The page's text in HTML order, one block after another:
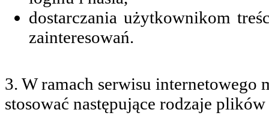
dostarczania użytkownikom
zainteresowań.
3. W ramach serwisu
stosować następujące rodzaje